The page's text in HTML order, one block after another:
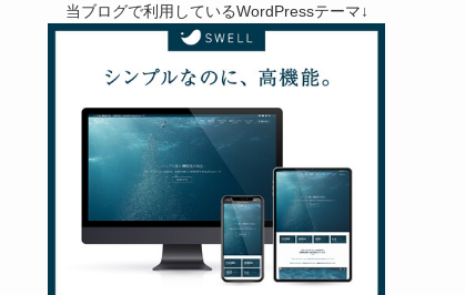
当ブログで利用しているWordPressテーマ↓